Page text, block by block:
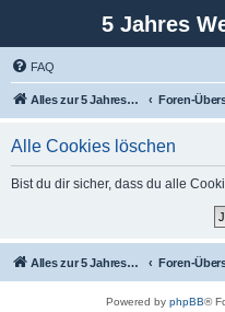
5 Jahres
FAQ
Alles zur 5 Jahreswertung / Tabelle der UEFA mit vielen Statistiken. Foren-
Alle Cookies löschen
Bist du dir sicher, dass du alle
Alles zur 5 Jahreswertung / Tabelle der UEFA mit vielen Statistiken. Foren-
Powered by phpBB®